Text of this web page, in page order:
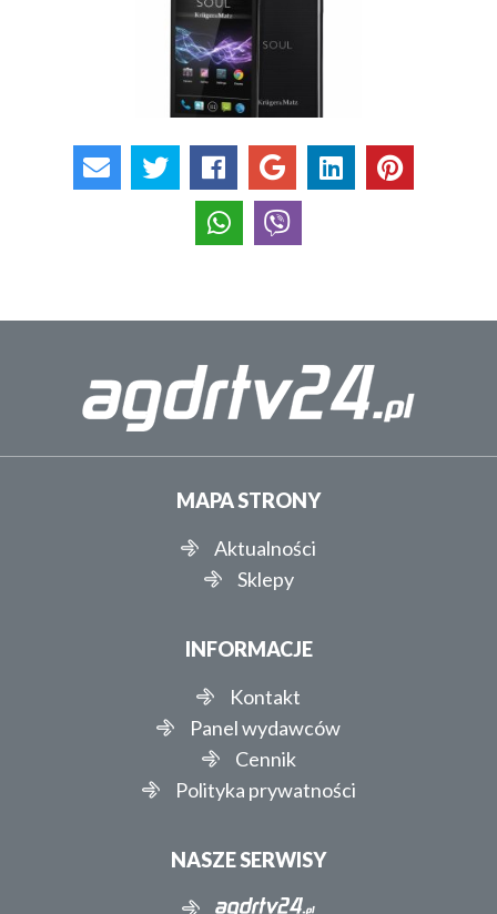
MAPA STRONY
Aktualności
Sklepy
INFORMACJE
Kontakt
Panel wydawców
Cennik
Polityka prywatności
NASZE SERWISY